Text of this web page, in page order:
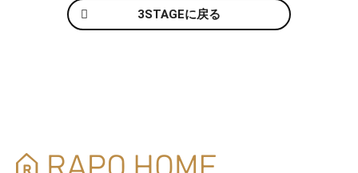
3STAGEに戻る